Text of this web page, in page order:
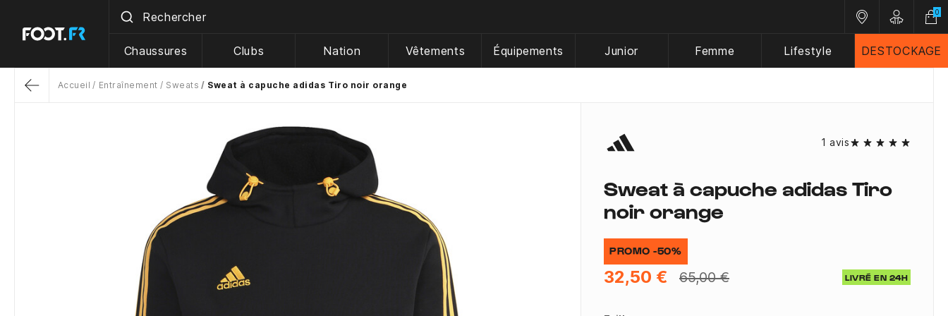
Nos magasins
Customer
0
Chaussures Clubs Nation Vêtements Équipements Junior Femme Lifestyle DESTOCKAGE
Accueil Entraînement Sweats Sweat à capuche adidas Tiro noir orange
1 avis
Sweat à capuche adidas Tiro
noir orange
PROMO -50%
32,50 € 65,00 € LIVRÉ EN 24H